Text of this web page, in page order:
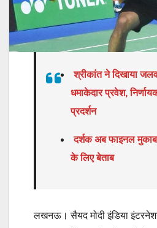
श्रीकांत ने दिखाया
धमाकेदार प्रवेश,
प्रदर्शन
दर्शक अब फाइनल
के लिए बेताब
लखनऊ। सैयद मोदी इंडिया